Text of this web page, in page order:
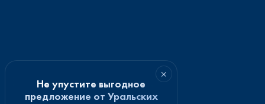
×
Не упустите выгодное
предложение от Уральских